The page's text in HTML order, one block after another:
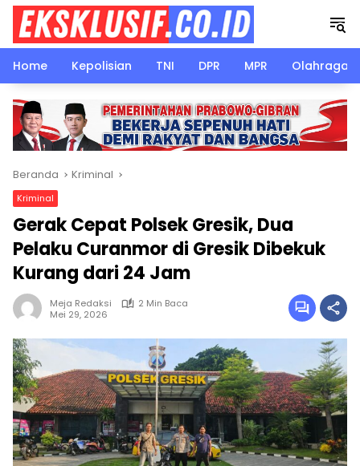
Langsung
konten
Home
Kepolisian TNI DPR MPR Olahraga
Beranda Kriminal
Kriminal
Gerak Cepat Polsek Gresik, Dua
Pelaku Curanmor di Gresik Dibekuk
Kurang dari 24 Jam
Meja Redaksi
2 Min Baca
Mei 29, 2026